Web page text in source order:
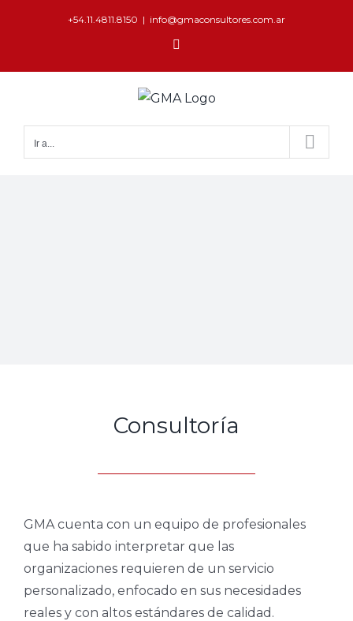
+54.11.4811.8150 | info@gmaconsultores.com.ar
Ir a...
Consultoría
GMA cuenta con un equipo de profesionales
que ha sabido interpretar que las
organizaciones requieren de un servicio
personalizado, enfocado en sus necesidades
reales y con altos estándares de calidad.